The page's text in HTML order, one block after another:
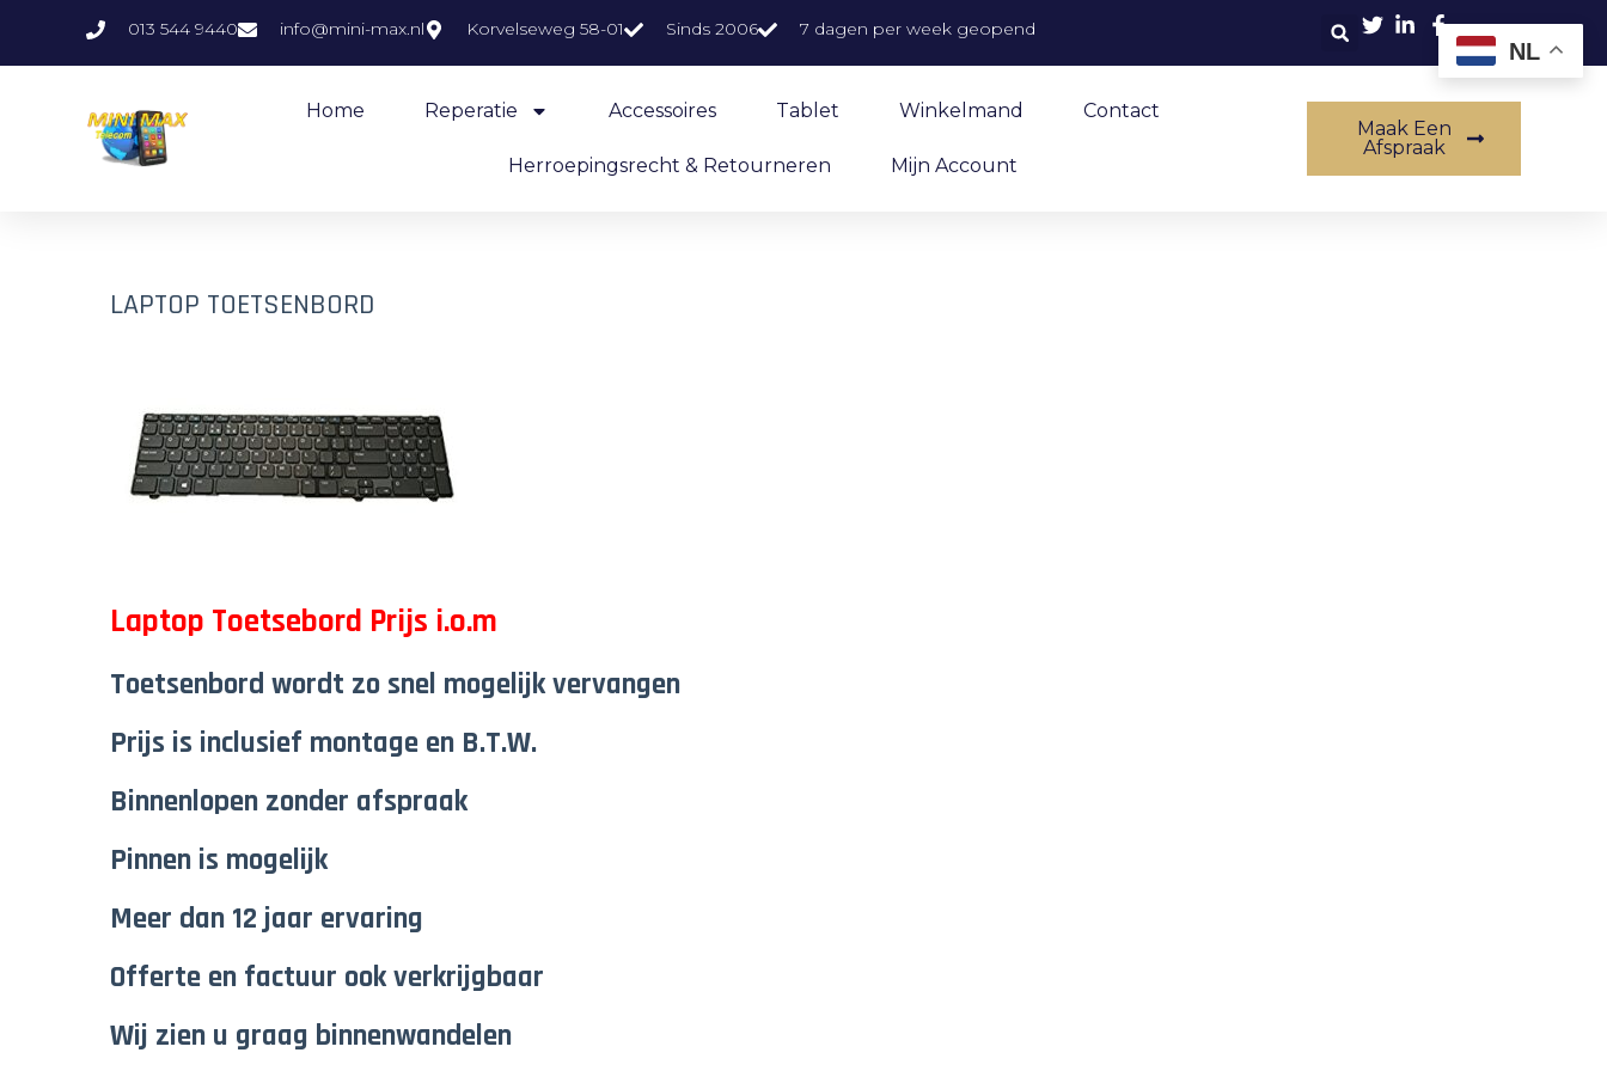
013 544 9440 info@mini-max.nl Korvelseweg 58-01 Sinds 2006 7 dagen per week geopend
Home Reperatie Accessoires Tablet Winkelmand Contact
Herroepingsrecht & Retourneren Mijn Account
Maak Een
Afspraak
LAPTOP TOETSENBORD
Laptop Toetsebord Prijs i.o.m
Toetsenbord wordt zo snel mogelijk vervangen
Prijs is inclusief montage en B.T.W.
Binnenlopen zonder afspraak
Pinnen is mogelijk
Meer dan 12 jaar ervaring
Offerte en factuur ook verkrijgbaar
Wij zien u graag binnenwandelen
NL